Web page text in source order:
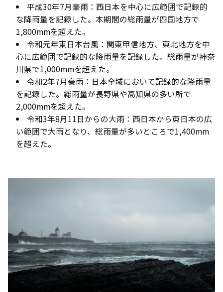
平成30年7月豪雨：西日本を中心に広範囲で記録的
な降雨量を記録した。本期間の総雨量が四国地方で
1,800mmを超えた。
令和元年東日本台風：関東甲信地方、東北地方を中
心に広範囲で記録的な降雨量を記録した。総雨量が神奈
川県で1,000mmを超えた。
令和2年7月豪雨：日本全域において記録的な降雨量
を記録した。総雨量が長野県や高知県の多い所で
2,000mmを超えた。
令和3年8月11日からの大雨：西日本から東日本の広
い範囲で大雨となり、総雨量が多いところで1,400mm
を超えた。